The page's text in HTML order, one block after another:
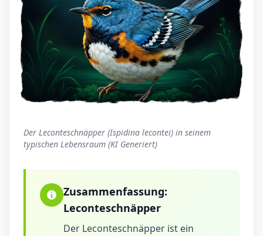
Der Leconteschnäpper (Ispidina lecontei) in seinem
typischen Lebensraum (KI Generiert)
Zusammenfassung:
Leconteschnäpper
Der Leconteschnäpper ist ein